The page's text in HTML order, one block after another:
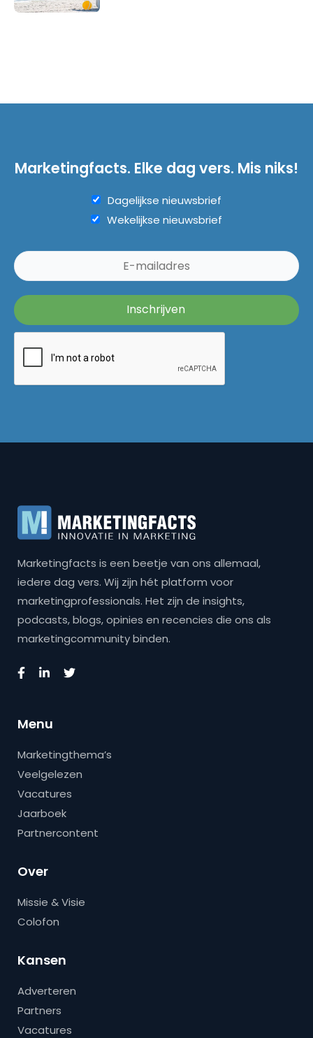
Marketingfacts. Elke dag vers. Mis niks!
Dagelijkse nieuwsbrief
Wekelijkse nieuwsbrief
Marketingfacts is een beetje van ons allemaal,
iedere dag vers. Wij zijn hét platform voor
marketingprofessionals. Het zijn de insights,
podcasts, blogs, opinies en recencies die ons als
marketingcommunity binden.
Menu
Marketingthema’s
Veelgelezen
Vacatures
Jaarboek
Partnercontent
Over
Missie & Visie
Colofon
Kansen
Adverteren
Partners
Vacatures